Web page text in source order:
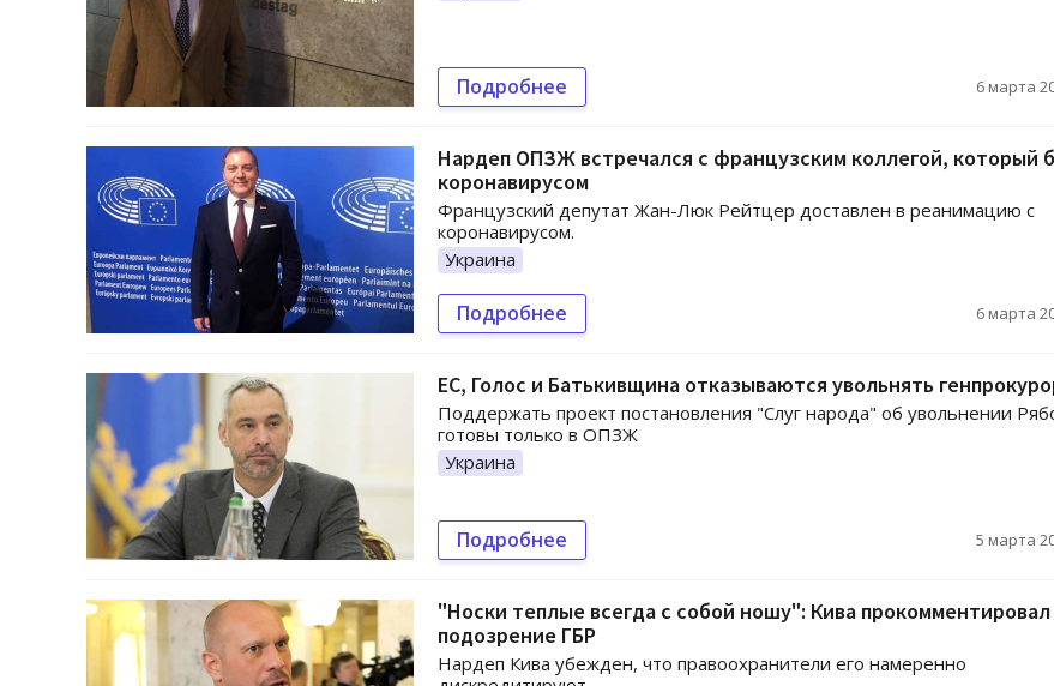
Подробнее 6 марта
Нардеп ОПЗЖ встречался с французским коллегой, который
коронавирусом
Французский депутат Жан-Люк Рейтцер доставлен в реанимацию с
коронавирусом.
Украина
Подробнее 6 марта
ЕС, Голос и Батькивщина отказываются увольнять
Поддержать проект постановления "Слуг народа" об увольнении
готовы только в ОПЗЖ
Украина
Подробнее 5 марта
"Носки теплые всегда с собой ношу": Кива прокомментировал
подозрение ГБР
Нардеп Кива убежден, что правоохранители его намеренно